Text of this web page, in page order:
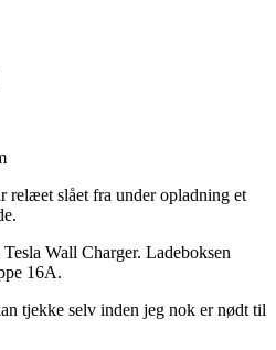
relæet slået fra under opladning et
Wall Charger. Ladeboksen
16A.
tjekke selv inden jeg nok er nødt til